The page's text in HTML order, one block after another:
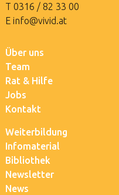
T 0316 / 82 33 00
E info@vivid.at
Über uns
Team
Rat & Hilfe
Jobs
Kontakt
Weiterbildung
Infomaterial
Bibliothek
Newsletter
News